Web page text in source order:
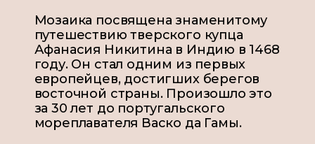
Мозаика посвящена знаменитому
путешествию тверского купца
Афанасия Никитина в Индию в 1468
году. Он стал одним из первых
европейцев, достигших берегов
восточной страны. Произошло это
за 30 лет до португальского
мореплавателя Васко да Гамы.